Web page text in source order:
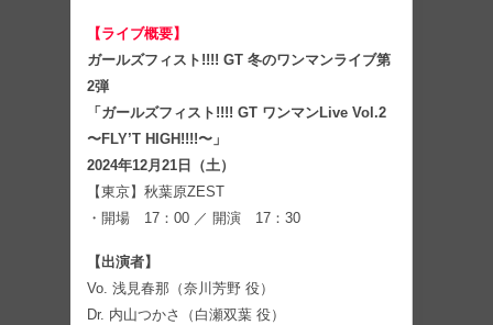
【ライブ概要】
ガールズフィスト!!!! GT 冬のワンマンライブ第
2弾
「ガールズフィスト!!!! GT ワンマンLive Vol.2
〜FLY’T HIGH!!!!〜」
2024年12月21日（土）
【東京】秋葉原ZEST
・開場 17：00 ／ 開演 17：30
【出演者】
Vo. 浅見春那（奈川芳野 役）
Dr. 内山つかさ（白瀬双葉 役）